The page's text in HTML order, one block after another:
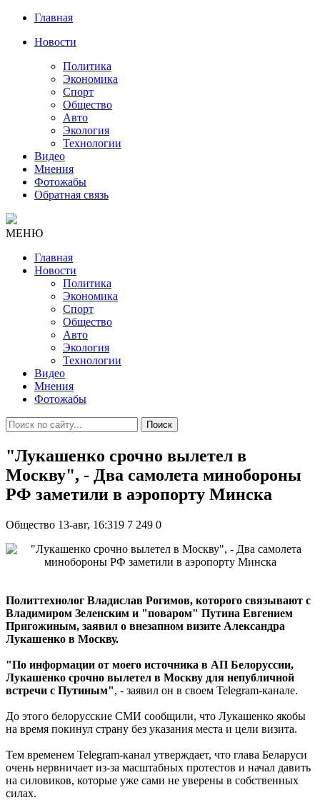
Главная
Новости
Политика
Экономика
Спорт
Общество
Авто
Экология
Технологии
Видео
Мнения
Фотожабы
Обратная связь
МЕНЮ
Главная
Новости
Политика
Экономика
Спорт
Общество
Авто
Экология
Технологии
Видео
Мнения
Фотожабы
Поиск
"Лукашенко срочно вылетел в
Москву", - Два самолета минобороны
РФ заметили в аэропорту Минска
Общество 13-авг, 16:319 7 249 0
Политтехнолог Владислав Рогимов, которого связывают с
Владимиром Зеленским и "поваром" Путина Евгением
Пригожиным, заявил о внезапном визите Александра
Лукашенко в Москву.
"По информации от моего источника в АП Белоруссии,
Лукашенко срочно вылетел в Москву для непубличной
встречи с Путиным", - заявил он в своем Telegram-канале.
До этого белорусские СМИ сообщили, что Лукашенко якобы
на время покинул страну без указания места и цели визита.
Тем временем Telegram-канал утверждает, что глава Беларуси
очень нервничает из-за масштабных протестов и начал давить
на силовиков, которые уже сами не уверены в собственных
силах.